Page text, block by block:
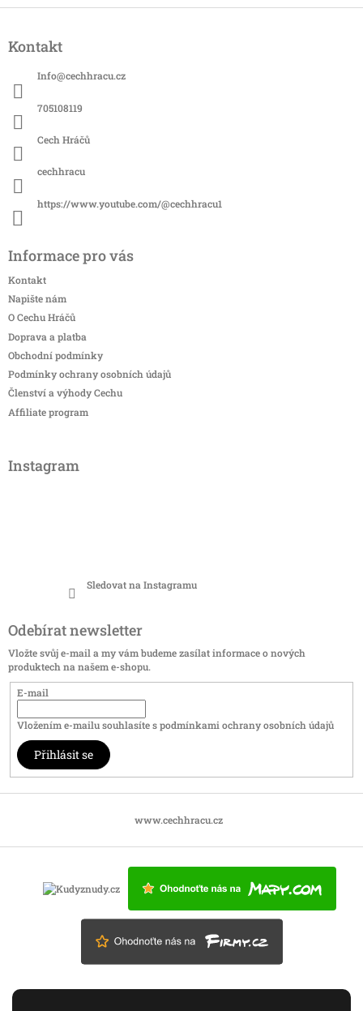
pKontakt
Info@cechhracu.cz
705108119
Cech Hráčů
cechhracu
https://www.youtube.com/@cechhracu1
Informace pro vás
Kontakt
Napište nám
O Cechu Hráčů
Doprava a platba
Obchodní podmínky
Podmínky ochrany osobních údajů
Členství a výhody Cechu
Affiliate program
Instagram
Sledovat na Instagramu
Odebírat newsletter
Vložte svůj e-mail a my vám budeme zasílat informace o nových
produktech na našem e-shopu.
E-mail
Vložením e-mailu souhlasíte spodmínkami ochrany osobních údajů
Přihlásit se
www.cechhracu.cz